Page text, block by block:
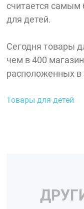
считается
для детей.
Сегодня товары
чем в 400
расположенных в
Товары для детей